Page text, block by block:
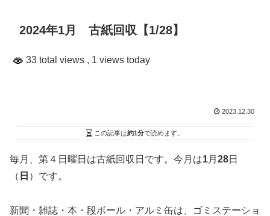
2024年1月 古紙回収【1/28】
33 total views , 1 views today
2023.12.30
この記事は約1分で読めます。
毎月、第４日曜日は古紙回収日です。今月は1月 28日
（ 日 ）です。
新聞・雑誌・本・段ボール・アルミ缶は、ゴミステーショ